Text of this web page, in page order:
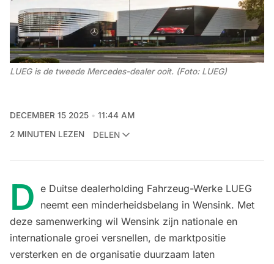
LUEG is de tweede Mercedes-dealer ooit. (Foto: LUEG)
DECEMBER 15 2025
11:44 AM
2 MINUTEN LEZEN
DELEN
D e Duitse dealerholding Fahrzeug-Werke LUEG
neemt een minderheidsbelang in Wensink. Met
deze samenwerking wil Wensink zijn nationale en
internationale groei versnellen, de marktpositie
versterken en de organisatie duurzaam laten